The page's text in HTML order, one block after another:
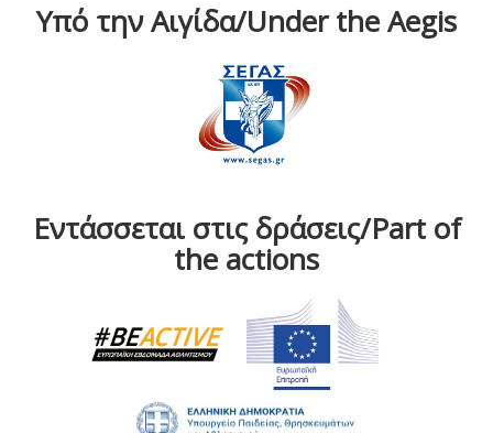
Υπό την Αιγίδα/Under the Aegis
Εντάσσεται στις δράσεις/Part of
the actions